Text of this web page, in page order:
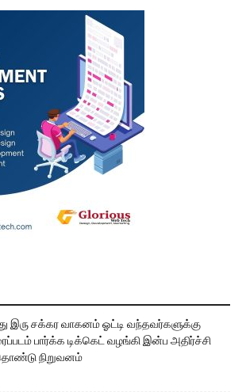
இரு சக்கர வாகனம் ஓட்டி வந்தவர்களுக்கு
பார்க்க டிக்கெட் வழங்கி இன்ப அதிர்ச்சி
நிறுவனம்